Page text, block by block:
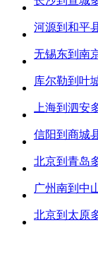
河源到和平
无锡东到南
库尔勒到叶
上海到泗安
信阳到商城
北京到青岛
广州南到中
北京到太原